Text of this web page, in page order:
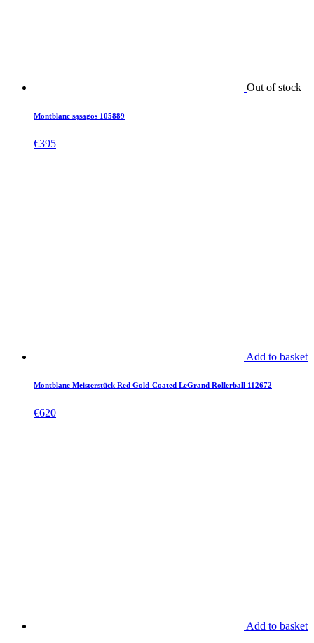
Out of stock
Montblanc sąsagos 105889
€395
Add to basket
Montblanc Meisterstück Red Gold-Coated LeGrand Rollerball 112672
€620
Add to basket